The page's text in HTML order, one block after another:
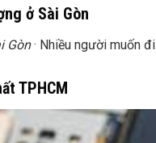
ở Sài Gòn
Gòn· Nhiều người muốn đi
TPHCM